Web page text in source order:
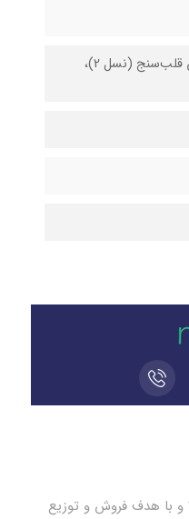
شتاب‌سنج، ژیروسکوپ، ضربان قلب‌سنج (نسل 2)،
فروشگاه نیک استور در سال ۱۳۹۹ و با هدف فروش و توزیع